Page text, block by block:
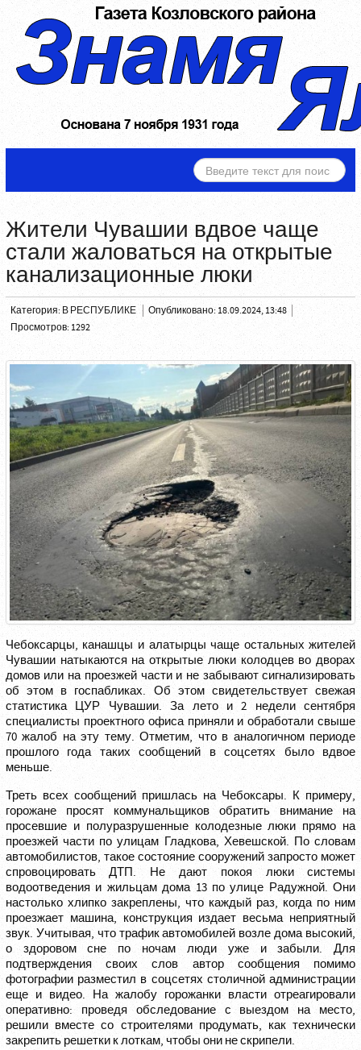
ИСКАТЬ...
Жители Чувашии вдвое чаще
стали жаловаться на открытые
канализационные люки
Категория:В РЕСПУБЛИКЕ
Опубликовано: 18.09.2024, 13:48
Просмотров: 1292
Чебоксарцы, канашцы и алатырцы чаще остальных жителей
Чувашии натыкаются на открытые люки колодцев во дворах
домов или на проезжей части и не забывают сигнализировать
об этом в госпабликах. Об этом свидетельствует свежая
статистика ЦУР Чувашии. За лето и 2 недели сентября
специалисты проектного офиса приняли и обработали свыше
70 жалоб на эту тему. Отметим, что в аналогичном периоде
прошлого года таких сообщений в соцсетях было вдвое
меньше.
Треть всех сообщений пришлась на Чебоксары. К примеру,
горожане просят коммунальщиков обратить внимание на
просевшие и полуразрушенные колодезные люки прямо на
проезжей части по улицам Гладкова, Хевешской. По словам
автомобилистов, такое состояние сооружений запросто может
спровоцировать ДТП. Не дают покоя люки системы
водоотведения и жильцам дома 13 по улице Радужной. Они
настолько хлипко закреплены, что каждый раз, когда по ним
проезжает машина, конструкция издает весьма неприятный
звук. Учитывая, что трафик автомобилей возле дома высокий,
о здоровом сне по ночам люди уже и забыли. Для
подтверждения своих слов автор сообщения помимо
фотографии разместил в соцсетях столичной администрации
еще и видео. На жалобу горожанки власти отреагировали
оперативно: проведя обследование с выездом на место,
решили вместе со строителями продумать, как технически
закрепить решетки к лоткам, чтобы они не скрипели.